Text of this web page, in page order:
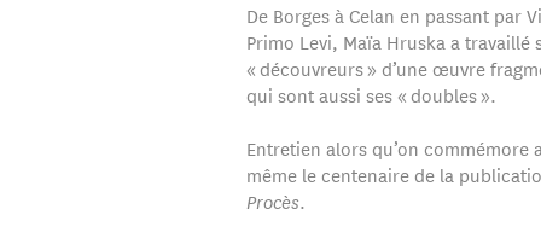
De Borges à Celan en passant par
Primo Levi, Maïa Hruska a travaillé
« découvreurs » d’une œuvre
qui sont aussi ses « doubles ».
Entretien alors qu’on commémore
même le centenaire de la
Procès.